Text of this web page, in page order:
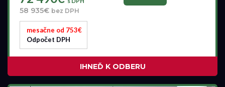
58 935€ bez DPH
mesačne od 753€
Odpočet DPH
IHNEĎ K ODBERU